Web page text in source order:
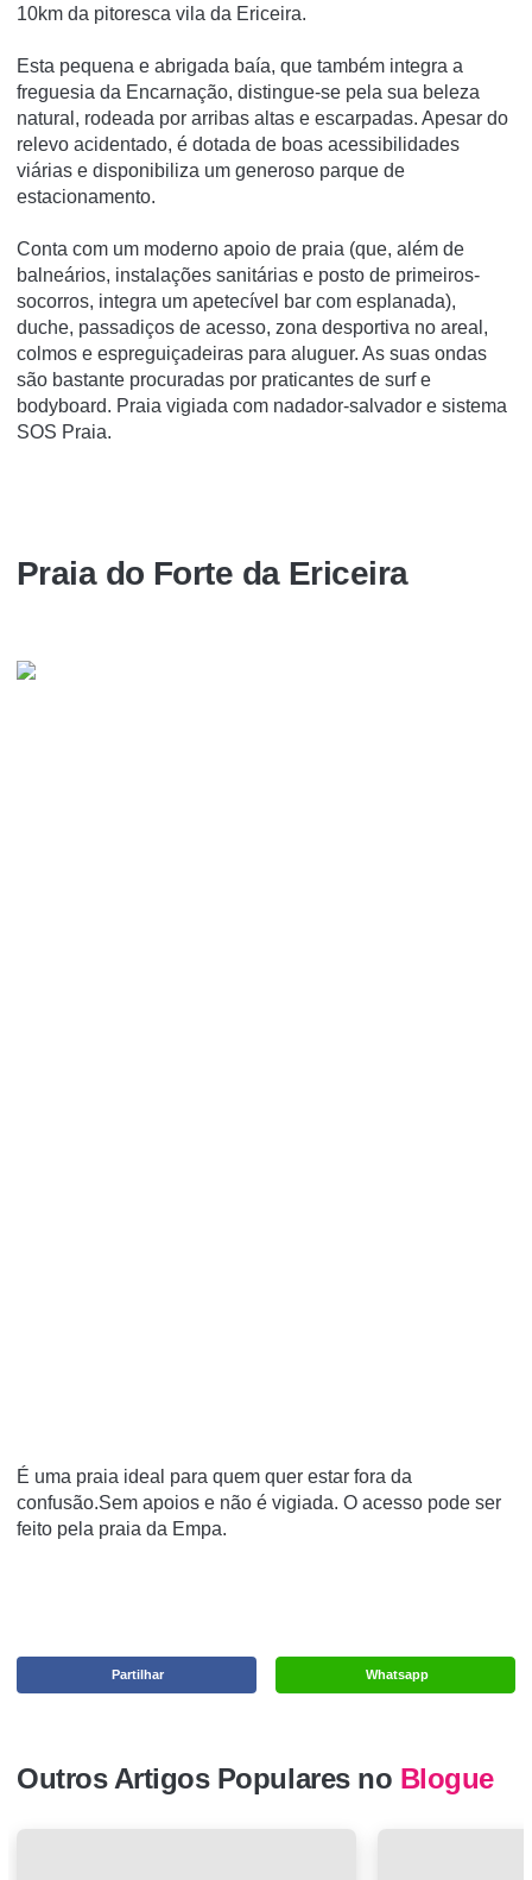
10km da pitoresca vila da Ericeira.
Esta pequena e abrigada baía, que também integra a
freguesia da Encarnação, distingue-se pela sua beleza
natural, rodeada por arribas altas e escarpadas. Apesar do
relevo acidentado, é dotada de boas acessibilidades
viárias e disponibiliza um generoso parque de
estacionamento.
Conta com um moderno apoio de praia (que, além de
balneários, instalações sanitárias e posto de primeiros-
socorros, integra um apetecível bar com esplanada),
duche, passadiços de acesso, zona desportiva no areal,
colmos e espreguiçadeiras para aluguer. As suas ondas
são bastante procuradas por praticantes de surf e
bodyboard. Praia vigiada com nadador-salvador e sistema
SOS Praia.
Praia do Forte da Ericeira
É uma praia ideal para quem quer estar fora da
confusão.Sem apoios e não é vigiada. O acesso pode ser
feito pela praia da Empa.
Whatsapp
Partilhar
Outros Artigos Populares no Blogue